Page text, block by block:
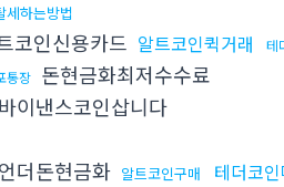
세하는방법
코인신용카드 알트코인퀵거래 테
통장 돈현금화최저수수료
바이낸스코인삽니다
언더돈현금화 알트코인구매 테더코